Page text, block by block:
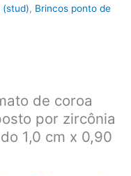
(stud), Brincos ponto de
de coroa
por zircônia
1,0 cm x 0,90